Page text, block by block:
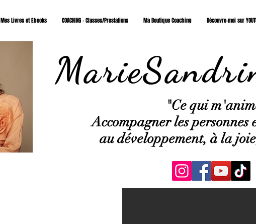
Mes Livres et Ebooks COACHING - Classes/Prestations Ma Boutique Coaching Découvre-moi sur
"Ce qui
Accompagner les personnes
au développement, à la